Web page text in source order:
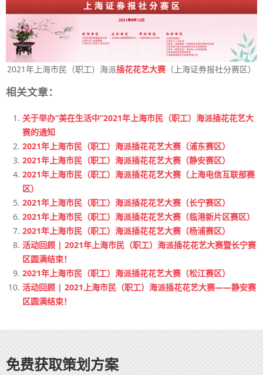
2021年上海市民（职工）海派插花花艺大赛 （上海证券报社分赛区）
相关文章：
关于举办“美在生活中”2021年上海市民（职工）海派插花花艺大
赛的通知
2021年上海市民（职工）海派插花花艺大赛（浦东赛区）
2021年上海市民（职工）海派插花花艺大赛（静安赛区）
2021年上海市民（职工）海派插花花艺大赛（上海电信互联部赛
区）
2021年上海市民（职工）海派插花花艺大赛（长宁赛区）
2021年上海市民（职工）海派插花花艺大赛（临港新片区赛区）
2021年上海市民（职工）海派插花花艺大赛（杨浦赛区）
活动回顾 | 2021年上海市民（职工）海派插花花艺大赛暨长宁赛
区圆满结束！
2021年上海市民（职工）海派插花花艺大赛（松江赛区）
活动回顾 | 2021上海市民（职工）海派插花花艺大赛——静安赛
区圆满结束！
免费获取策划方案